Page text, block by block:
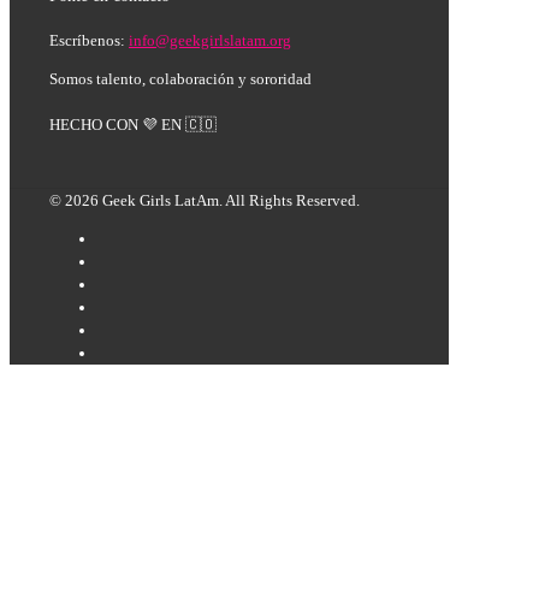
Escríbenos: info@geekgirlslatam.org
Somos talento, colaboración y sororidad
HECHO CON 💜 EN 🇨🇴
© 2026 Geek Girls LatAm. All Rights Reserved.